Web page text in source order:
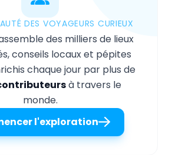
DES VOYAGEURS CURIEUX
des milliers de lieux
conseils locaux et pépites
chaque jour par plus de
à travers le
monde.
l'exploration